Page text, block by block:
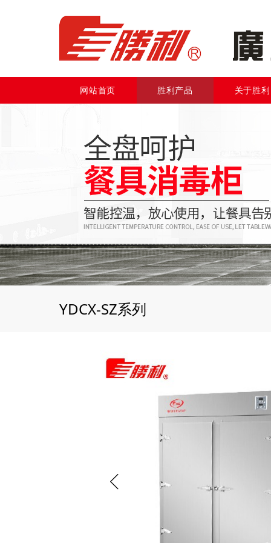
网站首页 胜利产品 关于胜利
YDCX-SZ系列